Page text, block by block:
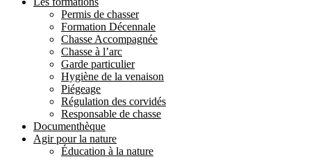
Permis de chasser
Formation Décennale
Chasse Accompagnée
Chasse à l’arc
Garde particulier
Hygiène de la venaison
Piégeage
Régulation des corvidés
Responsable de chasse
Documenthèque
Agir pour la nature
Éducation à la nature